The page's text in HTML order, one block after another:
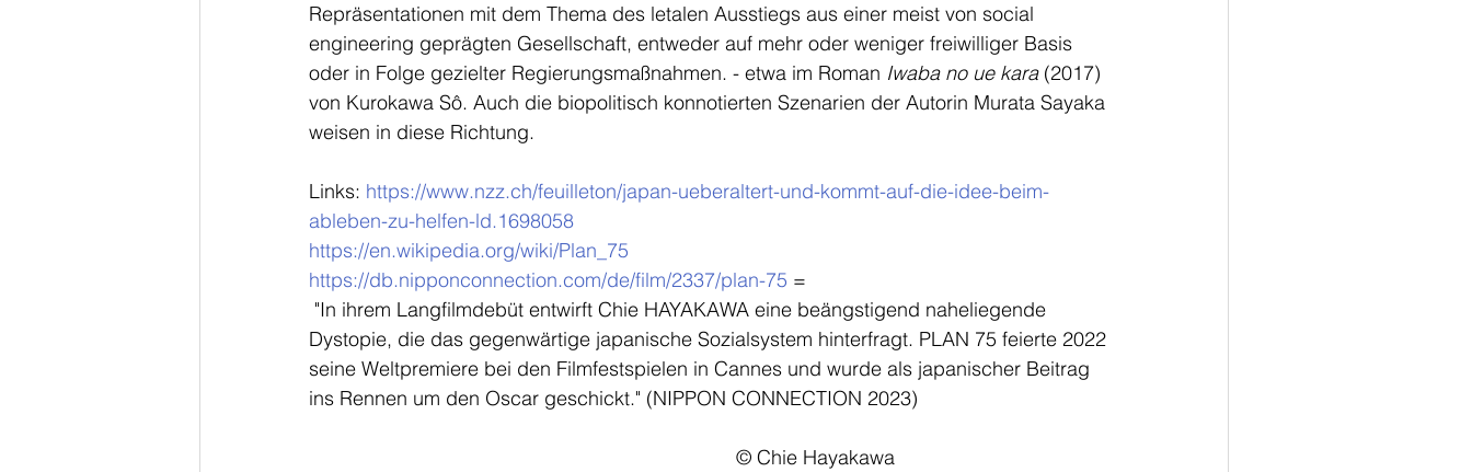
Repräsentationen mit dem Thema des letalen Ausstiegs aus einer meist von social
engineering geprägten Gesellschaft, entweder auf mehr oder weniger freiwilliger Basis
oder in Folge gezielter Regierungsmaßnahmen. - etwa im Roman Iwaba no ue kara (2017)
von Kurokawa Sô. Auch die biopolitisch konnotierten Szenarien der Autorin Murata Sayaka
weisen in diese Richtung.
Links: https://www.nzz.ch/feuilleton/japan-ueberaltert-und-kommt-auf-die-idee-beim-
ableben-zu-helfen-ld.1698058
https://en.wikipedia.org/wiki/Plan_75
https://db.nipponconnection.com/de/film/2337/plan-75 =
Dystopie, die das gegenwärtige japanische Sozialsystem hinterfragt. PLAN 75 feierte 2022
seine Weltpremiere bei den Filmfestspielen in Cannes und wurde als japanischer Beitrag
ins Rennen um den Oscar geschickt." (NIPPON CONNECTION 2023)
© Chie Hayakawa